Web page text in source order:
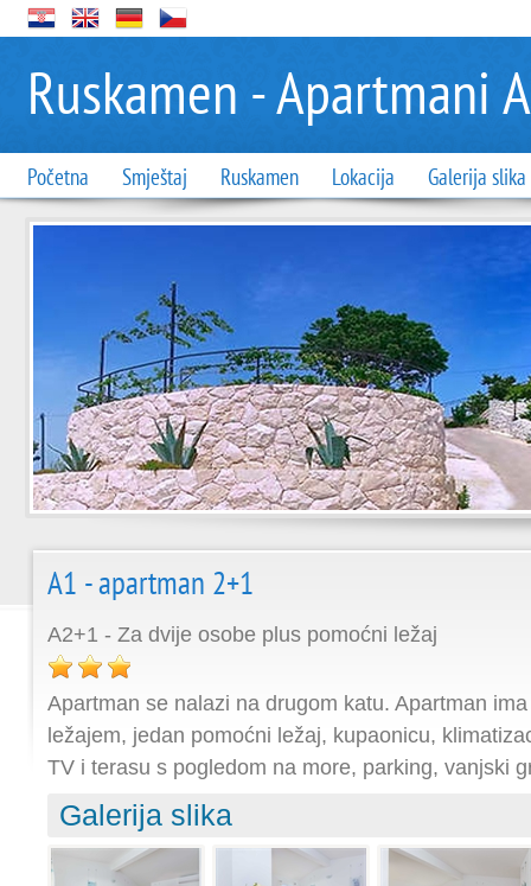
Ruskamen - Apartmani
Početna Smještaj Ruskamen Lokacija Galerija slika
A1 - apartman 2+1
A2+1 - Za dvije osobe plus pomoćni ležaj
Apartman se nalazi na drugom katu. Apartman
ležajem, jedan pomoćni ležaj, kupaonicu,
TV i terasu s pogledom na more, parking, vanjski
Galerija slika